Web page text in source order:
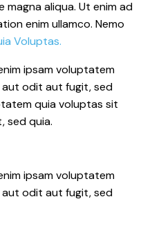
aliqua. Ut enim ad
enim ullamco. Nemo
Voluptas.
ipsam voluptatem
odit aut fugit, sed
quia voluptas sit
sed quia.
ipsam voluptatem
odit aut fugit, sed